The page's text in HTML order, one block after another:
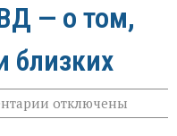
— о том,
близких
к
записи
отключены